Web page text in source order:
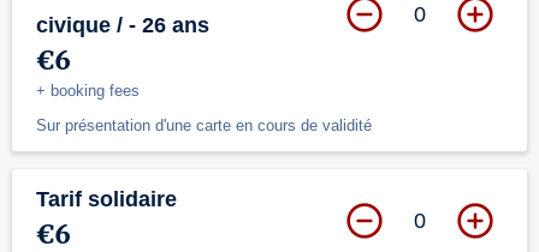
civique / - 26 ans
€6
+ booking fees
Sur présentation d'une carte en cours de validité
0
Tarif solidaire
€6 0